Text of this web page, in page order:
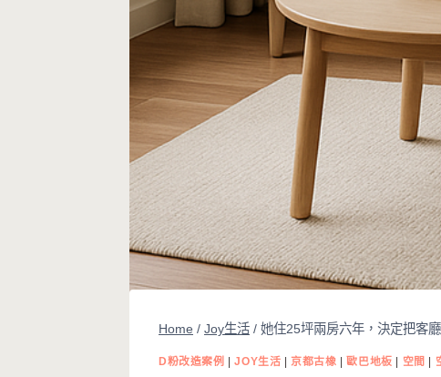
Home / Joy生活 / 她住25坪兩房六年，決定把客
D粉改造案例 |JOY生活 |京都古橡 |歐巴地板 | 空間 |